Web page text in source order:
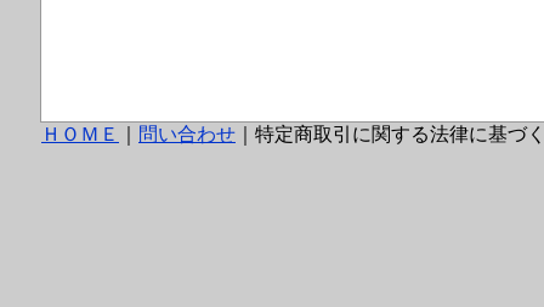
ＨＯＭＥ 問い合わせ ｜特定商取引に関する法律に基